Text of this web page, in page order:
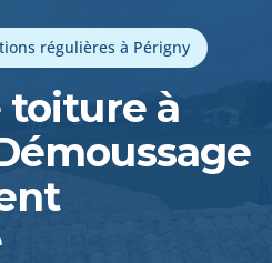
régulières à Périgny
toiture à